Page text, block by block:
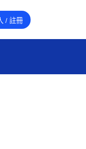
/ 註冊